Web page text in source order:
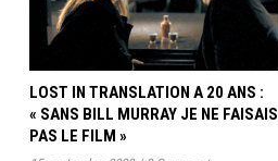
LOST IN TRANSLATION A 20 ANS :
« SANS BILL MURRAY JE NE FAISAIS
PAS LE FILM »